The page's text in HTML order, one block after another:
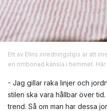
Ett av Elins inredningstips är att
en ombonad känsla i hemmet.
- Jag gillar raka linjer och
stilen ska vara hållbar över
trend. Så om man har dessa